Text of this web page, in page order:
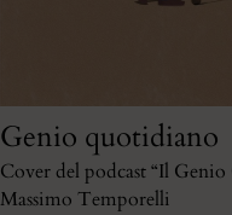
Genio quotidiano
Cover del podcast “Il
Massimo Temporelli